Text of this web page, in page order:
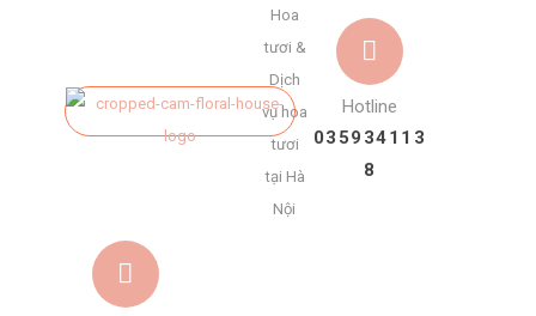
Hoa
tươi &
Dịch
vụ hoa
tươi
tại Hà
Nội
Hotline
035934113
8